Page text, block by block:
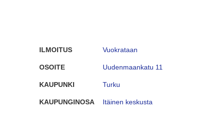
ILMOITUS Vuokrataan
OSOITE Uudenmaankatu 11
KAUPUNKI Turku
KAUPUNGINOSA Itäinen keskusta